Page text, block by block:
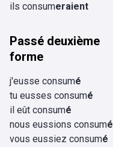
ils consumeraient
Passé deuxième
forme
j'eusse consumé
tu eusses consumé
il eût consumé
nous eussions consumé
vous eussiez consumé